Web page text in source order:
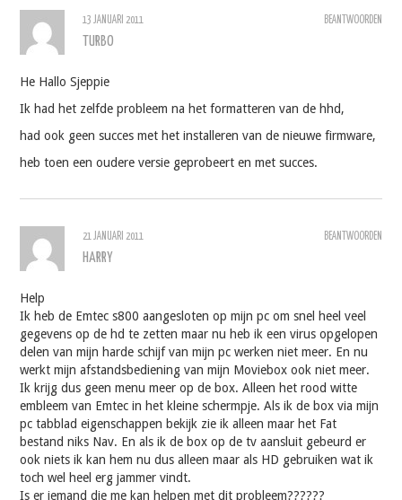
BEANTWOORDEN
13 JANUARI 2011
TURBO
He Hallo Sjeppie
Ik had het zelfde probleem na het formatteren van de hhd,
had ook geen succes met het installeren van de nieuwe firmware,
heb toen een oudere versie geprobeert en met succes.
BEANTWOORDEN
21 JANUARI 2011
HARRY
Help
Ik heb de Emtec s800 aangesloten op mijn pc om snel heel veel
gegevens op de hd te zetten maar nu heb ik een virus opgelopen
delen van mijn harde schijf van mijn pc werken niet meer. En nu
werkt mijn afstandsbediening van mijn Moviebox ook niet meer.
Ik krijg dus geen menu meer op de box. Alleen het rood witte
embleem van Emtec in het kleine schermpje. Als ik de box via mijn
pc tabblad eigenschappen bekijk zie ik alleen maar het Fat
bestand niks Nav. En als ik de box op de tv aansluit gebeurd er
ook niets ik kan hem nu dus alleen maar als HD gebruiken wat ik
toch wel heel erg jammer vindt.
Is er iemand die me kan helpen met dit probleem??????